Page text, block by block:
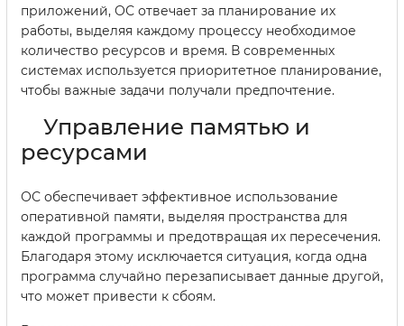
приложений, ОС отвечает за планирование их
работы, выделяя каждому процессу необходимое
количество ресурсов и время. В современных
системах используется приоритетное планирование,
чтобы важные задачи получали предпочтение.
Управление памятью и
ресурсами
ОС обеспечивает эффективное использование
оперативной памяти, выделяя пространства для
каждой программы и предотвращая их пересечения.
Благодаря этому исключается ситуация, когда одна
программа случайно перезаписывает данные другой,
что может привести к сбоям.